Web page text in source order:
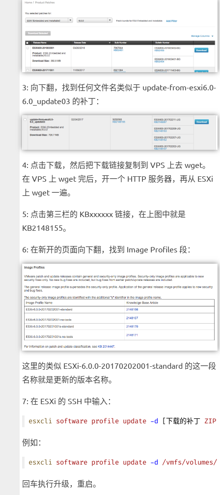
3: 向下翻，找到任何文件名类似于 update-from-esxi6.0-
6.0_update03 的补丁：
4: 点击下载，然后把下载链接复制到 VPS 上去 wget。
在 VPS 上 wget 完后，开一个 HTTP 服务器，再从 ESXi
上 wget 一遍。
5: 点击第三栏的 KBxxxxxx 链接，在上图中就是
KB2148155。
6: 在新开的页面向下翻，找到 Image Profiles 段：
这里的类似 ESXi-6.0.0-20170202001-standard 的这一段
名称就是更新的版本名称。
7: 在 ESXi 的 SSH 中输入：
esxcli software profile update -d [下载的补丁 ZIP
例如：
esxcli software profile update -d /vmfs/
回车执行升级，重启。